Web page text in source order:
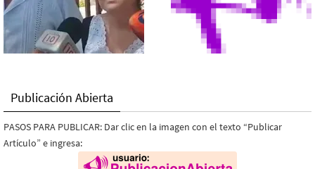
Publicación Abierta
PASOS PARA PUBLICAR: Dar clic en la imagen con el texto “Publicar
Artículo” e ingresa: